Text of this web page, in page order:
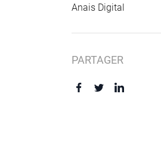
Anais Digital
PARTAGER